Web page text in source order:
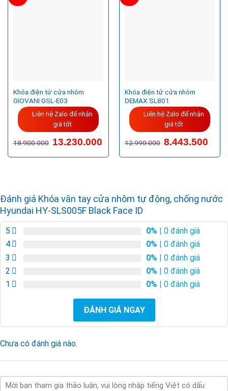
Khóa điện tử cửa nhôm
GIOVANI GSL-E03
Liên hệ Zalo để nhận
giá tốt
18.900.000 13.230.000
Khóa điện tử cửa nhôm
DEMAX SL801
Liên hệ Zalo để nhận
giá tốt
12.990.000 8.443.500
Đánh giá Khóa vân tay cửa nhôm tự động, chống nước
Hyundai HY-SLS005F Black Face ID
5 0% | 0 đánh giá
4
0% | 0 đánh giá
3
0% | 0 đánh giá
2
0% | 0 đánh giá
1
0% | 0 đánh giá
ĐÁNH GIÁ NGAY
Chưa có đánh giá nào.